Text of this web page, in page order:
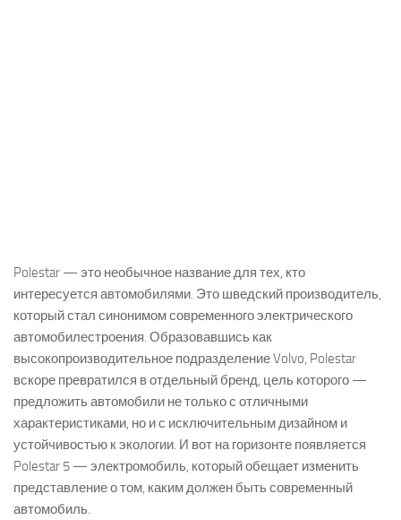
Polestar — это необычное название для тех, кто
интересуется автомобилями. Это шведский производитель,
который стал синонимом современного электрического
автомобилестроения. Образовавшись как
высокопроизводительное подразделение Volvo, Polestar
вскоре превратился в отдельный бренд, цель которого —
предложить автомобили не только с отличными
характеристиками, но и с исключительным дизайном и
устойчивостью к экологии. И вот на горизонте появляется
Polestar 5 — электромобиль, который обещает изменить
представление о том, каким должен быть современный
автомобиль.